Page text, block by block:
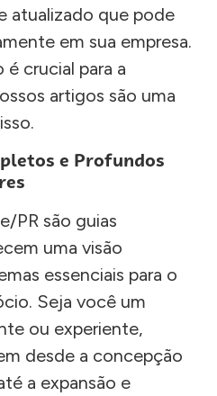
atualizado que pode
em sua empresa.
crucial para a
artigos são uma
e Profundos
PR são guias
uma visão
essenciais para o
Seja você um
ou experiente,
desde a concepção
a expansão e